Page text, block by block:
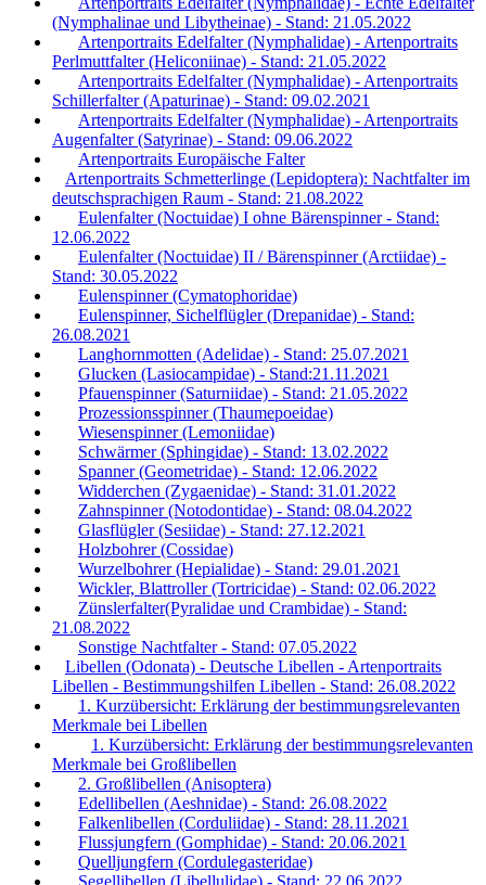
(Nymphalinae und Libytheinae) - Stand: 21.05.2022
Artenportraits Edelfalter (Nymphalidae) - Artenportraits
Perlmuttfalter (Heliconiinae) - Stand: 21.05.2022
Artenportraits Edelfalter (Nymphalidae) - Artenportraits
Schillerfalter (Apaturinae) - Stand: 09.02.2021
Artenportraits Edelfalter (Nymphalidae) - Artenportraits
Augenfalter (Satyrinae) - Stand: 09.06.2022
Artenportraits Europäische Falter
Artenportraits Schmetterlinge (Lepidoptera): Nachtfalter im
deutschsprachigen Raum - Stand: 21.08.2022
Eulenfalter (Noctuidae) I ohne Bärenspinner - Stand:
12.06.2022
Eulenfalter (Noctuidae) II / Bärenspinner (Arctiidae) -
Stand: 30.05.2022
Eulenspinner (Cymatophoridae)
Eulenspinner, Sichelflügler (Drepanidae) - Stand:
26.08.2021
Langhornmotten (Adelidae) - Stand: 25.07.2021
Glucken (Lasiocampidae) - Stand:21.11.2021
Pfauenspinner (Saturniidae) - Stand: 21.05.2022
Prozessionsspinner (Thaumepoeidae)
Wiesenspinner (Lemoniidae)
Schwärmer (Sphingidae) - Stand: 13.02.2022
Spanner (Geometridae) - Stand: 12.06.2022
Widderchen (Zygaenidae) - Stand: 31.01.2022
Zahnspinner (Notodontidae) - Stand: 08.04.2022
Glasflügler (Sesiidae) - Stand: 27.12.2021
Holzbohrer (Cossidae)
Wurzelbohrer (Hepialidae) - Stand: 29.01.2021
Wickler, Blattroller (Tortricidae) - Stand: 02.06.2022
Zünslerfalter(Pyralidae und Crambidae) - Stand:
21.08.2022
Sonstige Nachtfalter - Stand: 07.05.2022
Libellen (Odonata) - Deutsche Libellen - Artenportraits
Libellen - Bestimmungshilfen Libellen - Stand: 26.08.2022
1. Kurzübersicht: Erklärung der bestimmungsrelevanten
Merkmale bei Libellen
1. Kurzübersicht: Erklärung der bestimmungsrelevanten
Merkmale bei Großlibellen
2. Großlibellen (Anisoptera)
Edellibellen (Aeshnidae) - Stand: 26.08.2022
Falkenlibellen (Corduliidae) - Stand: 28.11.2021
Flussjungfern (Gomphidae) - Stand: 20.06.2021
Quelljungfern (Cordulegasteridae)
Segellibellen (Libellulidae) - Stand: 22.06.2022